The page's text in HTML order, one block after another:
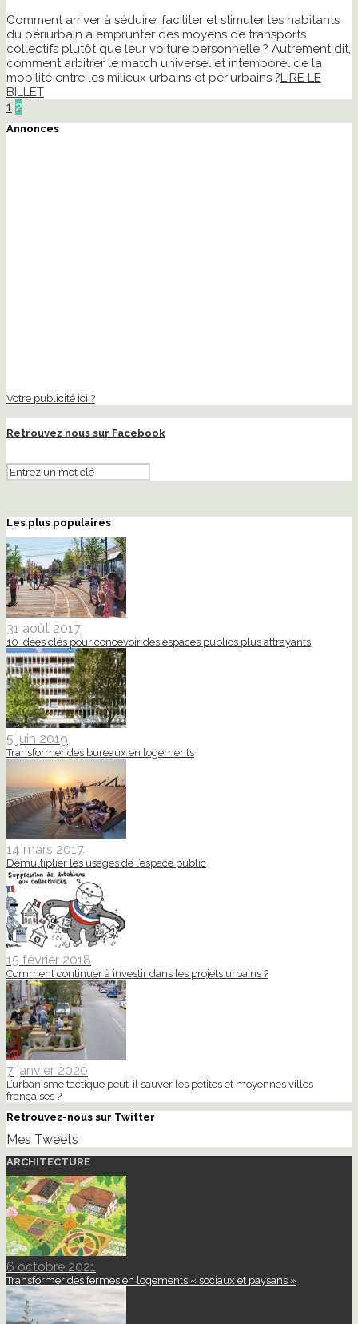
Comment arriver à séduire, faciliter et stimuler les habitants
du périurbain à emprunter des moyens de transports
collectifs plutôt que leur voiture personnelle ? Autrement dit,
comment arbitrer le match universel et intemporel de la
mobilité entre les milieux urbains et périurbains ?LIRE LE
BILLET
1 2
Annonces
Votre publicité ici ?
Retrouvez nous sur Facebook
Les plus populaires
31 août 2017
10 idées clés pour concevoir des espaces publics plus attrayants
5 juin 2019
Transformer des bureaux en logements
14 mars 2017
Démultiplier les usages de l’espace public
15 février 2018
Comment continuer à investir dans les projets urbains ?
7 janvier 2020
L’urbanisme tactique peut-il sauver les petites et moyennes villes
françaises ?
Retrouvez-nous sur Twitter
Mes Tweets
ARCHITECTURE
6 octobre 2021
Transformer des fermes en logements « sociaux et paysans »